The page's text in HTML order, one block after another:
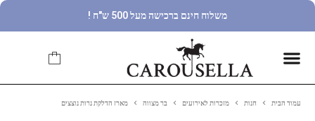
משלוח חינם ברכישה מעל 500 ש"ח !
עמוד הבית חנות מזכרות לאירועים בר מצווה מארז הדלקת נרות נוצצים